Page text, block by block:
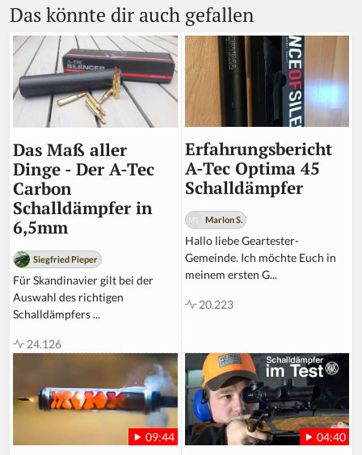
Das könnte dir auch gefallen
Das Maß aller
Dinge - Der A-Tec
Carbon
Schalldämpfer in
6,5mm
Siegfried Pieper
Für Skandinavier gilt bei der
Auswahl des richtigen
Schalldämpfers ...
24.126
Erfahrungsbericht
A-Tec Optima 45
Schalldämpfer
Marlon S.
Hallo liebe Geartester-
Gemeinde. Ich möchte Euch in
meinem ersten G...
20.223
09:44 04:40